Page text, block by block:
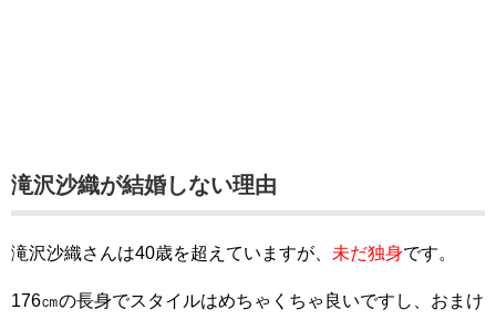
滝沢沙織が結婚しない理由
滝沢沙織さんは40歳を超えていますが、 未だ独身です。
176㎝の長身でスタイルはめちゃくちゃ良いですし、おまけ